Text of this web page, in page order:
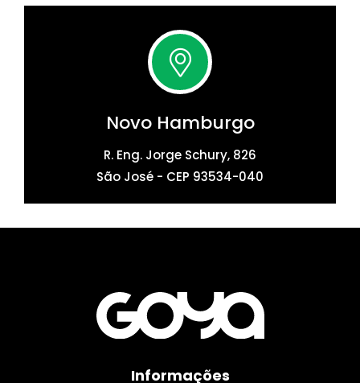
Novo Hamburgo
R. Eng. Jorge Schury, 826
São José - CEP 93534-040
Informações